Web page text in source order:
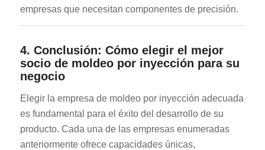
empresas que necesitan componentes de precisión.
4. Conclusión: Cómo elegir el mejor
socio de moldeo por inyección para su
negocio
Elegir la empresa de moldeo por inyección adecuada
es fundamental para el éxito del desarrollo de su
producto. Cada una de las empresas enumeradas
anteriormente ofrece capacidades únicas,